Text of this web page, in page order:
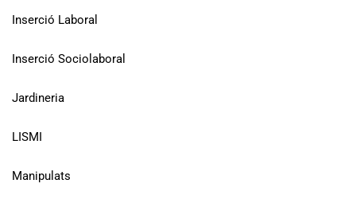
Inserció Laboral
Inserció Sociolaboral
Jardineria
LISMI
Manipulats